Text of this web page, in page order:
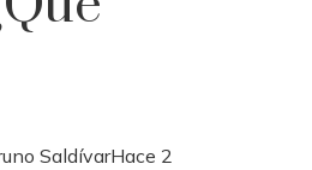
SaldívarHace 2